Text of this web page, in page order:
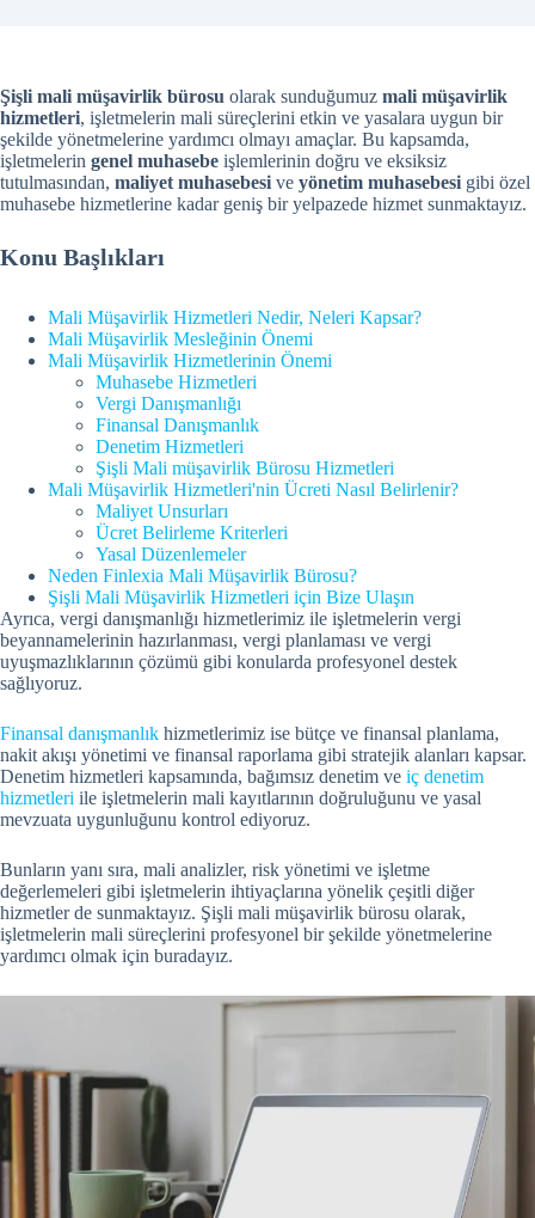
Şişli mali müşavirlik bürosu olarak sunduğumuz mali müşavirlik
hizmetleri, işletmelerin mali süreçlerini etkin ve yasalara uygun bir
şekilde yönetmelerine yardımcı olmayı amaçlar. Bu kapsamda,
işletmelerin genel muhasebe işlemlerinin doğru ve eksiksiz
tutulmasından, maliyet muhasebesi ve yönetim muhasebesi gibi özel
muhasebe hizmetlerine kadar geniş bir yelpazede hizmet sunmaktayız.
Konu Başlıkları
Mali Müşavirlik Hizmetleri Nedir, Neleri Kapsar?
Mali Müşavirlik Mesleğinin Önemi
Mali Müşavirlik Hizmetlerinin Önemi
Muhasebe Hizmetleri
Vergi Danışmanlığı
Finansal Danışmanlık
Denetim Hizmetleri
Şişli Mali müşavirlik Bürosu Hizmetleri
Mali Müşavirlik Hizmetleri'nin Ücreti Nasıl Belirlenir?
Maliyet Unsurları
Ücret Belirleme Kriterleri
Yasal Düzenlemeler
Neden Finlexia Mali Müşavirlik Bürosu?
Şişli Mali Müşavirlik Hizmetleri için Bize Ulaşın
Ayrıca, vergi danışmanlığı hizmetlerimiz ile işletmelerin vergi
beyannamelerinin hazırlanması, vergi planlaması ve vergi
uyuşmazlıklarının çözümü gibi konularda profesyonel destek
sağlıyoruz.
Finansal danışmanlık hizmetlerimiz ise bütçe ve finansal planlama,
nakit akışı yönetimi ve finansal raporlama gibi stratejik alanları kapsar.
Denetim hizmetleri kapsamında, bağımsız denetim ve iç denetim
hizmetleri ile işletmelerin mali kayıtlarının doğruluğunu ve yasal
mevzuata uygunluğunu kontrol ediyoruz.
Bunların yanı sıra, mali analizler, risk yönetimi ve işletme
değerlemeleri gibi işletmelerin ihtiyaçlarına yönelik çeşitli diğer
hizmetler de sunmaktayız. Şişli mali müşavirlik bürosu olarak,
işletmelerin mali süreçlerini profesyonel bir şekilde yönetmelerine
yardımcı olmak için buradayız.